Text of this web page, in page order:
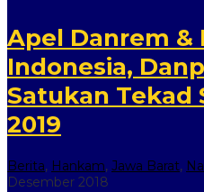
Apel Danrem &
Indonesia,
Satukan Tekad
2019
Berita, Hankam, Jawa Barat,
Desember 2018